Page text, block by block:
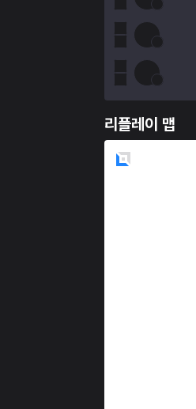
리플레이 맵